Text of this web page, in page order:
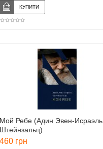
Мой Ребе (Адин Эвен-Исраэль
Штейнзальц)
460 грн